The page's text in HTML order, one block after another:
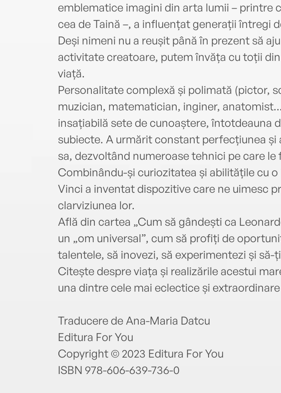
emblematice imagini din arta lumii – printre
cea de Taină –, a influențat generații întregi
Deși nimeni nu a reușit până în prezent să
activitate creatoare, putem învăța cu toții
viață.
Personalitate complexă și polimată (pictor,
muzician, matematician, inginer,
insațiabilă sete de cunoaștere, întotdeauna
subiecte. A urmărit constant perfecțiunea și
sa, dezvoltând numeroase tehnici pe care le
Combinându-și curiozitatea și abilitățile cu
Vinci a inventat dispozitive care ne uimesc
clarviziunea lor.
Află din cartea „Cum să gândești ca
un „om universal”, cum să profiți de
talentele, să inovezi, să experimentezi și să-
Citește despre viața și realizările acestui
una dintre cele mai eclectice și
Traducere de Ana-Maria Datcu
Editura For You
Copyright © 2023 Editura For You
ISBN 978-606-639-736-0